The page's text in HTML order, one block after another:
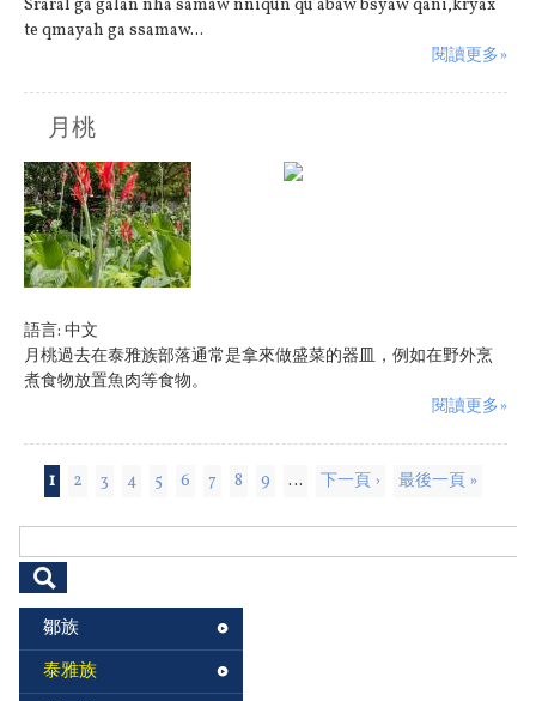
Sraral ga galan nha samaw nniqun qu abaw bsyaw qani,kryax
te qmayah ga ssamaw...
閱讀更多»
月桃
原住民族:泰雅族
語言: 中文
月桃過去在泰雅族部落通常是拿來做盛菜的器皿，例如在野外烹
煮食物放置魚肉等食物。
閱讀更多»
頁面
1 2 3 4 5 6 7 8 9 … 下一頁 › 最後一頁 »
搜尋表單
鄒族
泰雅族